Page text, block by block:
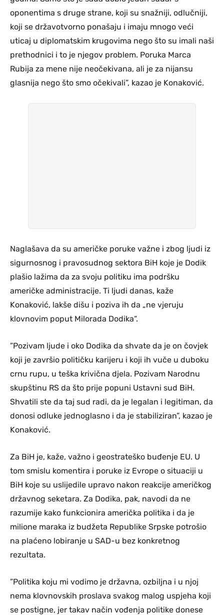
oponentima s druge strane, koji su snažniji, odlučniji,
koji se državotvorno ponašaju i imaju mnogo veći
uticaj u diplomatskim krugovima nego što su imali naši
prethodnici i to je njegov problem. Poruka Marca
Rubija za mene nije neočekivana, ali je za nijansu
glasnija nego što smo očekivali”, kazao je Konaković.
Naglašava da su američke poruke važne i zbog ljudi iz
sigurnosnog i pravosudnog sektora BiH koje je Dodik
plašio lažima da za svoju politiku ima podršku
američke administracije. Ti ljudi danas, kaže
Konaković, lakše dišu i poziva ih da „ne vjeruju
klovnovim poput Milorada Dodika“.
”Pozivam ljude i oko Dodika da shvate da je on čovjek
koji je završio političku karijeru i koji ih vuče u duboku
crnu rupu, u teška krivična djela. Pozivam Narodnu
skupštinu RS da što prije popuni Ustavni sud BiH.
Shvatili ste da taj sud radi, da je legalan i legitiman, da
donosi odluke jednoglasno i da je stabiliziran”, kazao je
Konaković.
Za BiH je, kaže, važno i geostrateško buđenje EU. U
tom smislu komentira i poruke iz Evrope o situaciji u
BiH koje su uslijedile upravo nakon reakcije američkog
državnog seketara. Za Dodika, pak, navodi da ne
razumije kako funkcionira američka politika i da je
milione maraka iz budžeta Republike Srpske potrošio
na plaćeno lobiranje u SAD-u bez konkretnog
rezultata.
”Politika koju mi vodimo je državna, ozbiljna i u njoj
nema klovnovskih proslava svakog malog uspjeha koji
se postigne, jer takav način vođenja politike donese